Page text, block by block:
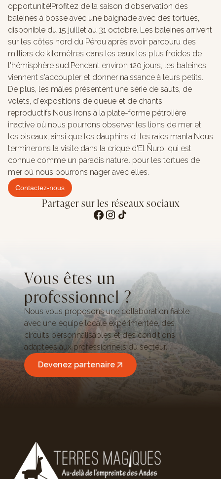
opportunité!Profitez de la saison d'observation des
baleines à bosse avec une baignade avec des tortues,
disponible du 15 juillet au 31 octobre. Les baleines arrivent
sur les côtes nord du Pérou après avoir parcouru des
milliers de kilomètres dans les eaux les plus froides de
l'hémisphère sud.Pendant environ 120 jours, les baleines
viennent s'accoupler et donner naissance à leurs petits.
De plus, les mâles présentent une série de sauts, de
volets, d'expositions de queue et de chants
reproductifs.Nous irons à la plate-forme pétrolière
inactive où nous pourrons observer les lions de mer et
les oiseaux, ainsi que les dauphins et les raies manta.Nous
terminerons la visite dans la crique d'El Ñuro, qui est
connue comme un paradis naturel pour les tortues de
mer où nous pourrons nager avec elles.
Contactez-nous
Partager sur les réseaux sociaux
Vous êtes un
professionnel ?
Nous vous proposons une collaboration fiable
avec une équipe locale expérimentée, des
circuits personnalisables et des conditions
adaptées aux professionnels du secteur.
Devenez partenaire